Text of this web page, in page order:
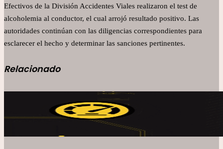
Efectivos de la División Accidentes Viales realizaron el test de
alcoholemia al conductor, el cual arrojó resultado positivo. Las
autoridades continúan con las diligencias correspondientes para
esclarecer el hecho y determinar las sanciones pertinentes.
Relacionado